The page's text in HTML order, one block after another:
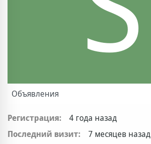
Объявления
Регистрация:
4 года назад
Последний визит:
7 месяцев назад